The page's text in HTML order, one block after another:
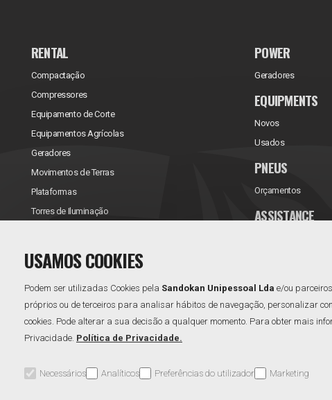
RENTAL
Compactação
Compressores
Equipamento de Corte
Equipamentos Agrícolas
Geradores
Movimentos de Terras
Plataformas
Torres de Iluminação
POWER
Geradores
EQUIPMENTS
Novos
Usados
PNEUS
Orçamentos
ASSISTANCE
USAMOS COOKIES
Podem ser utilizadas Cookies pela Sandokan Unipessoal Lda e/ou
próprios ou de terceiros para analisar hábitos de navegação, personalizar
cookies. Pode alterar a sua decisão a qualquer momento. Para obter mais
Privacidade. Política de Privacidade.
Necessários Analíticos Preferências do utilizador Marketing